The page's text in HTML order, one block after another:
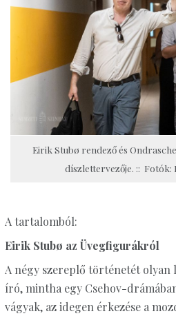
Eirik Stubø rendező és
díszlettervezője. :: Fotók:
A tartalomból:
Eirik Stubø az Üvegfigurákról
A négy szereplő történetét olyan
író, mintha egy Csehov-
vágyak, az idegen érkezése a